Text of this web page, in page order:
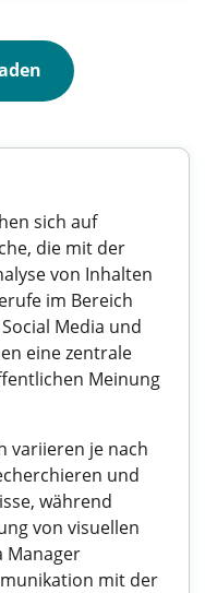
sich auf
die mit der
von Inhalten
im Bereich
Media und
eine zentrale
Meinung
variieren je nach
und
während
von visuellen
Manager
mit der